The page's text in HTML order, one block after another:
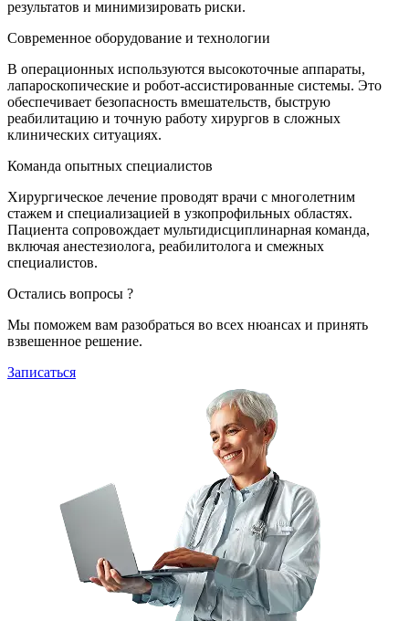
результатов и минимизировать риски.
Современное оборудование и технологии
В операционных используются высокоточные аппараты,
лапароскопические и робот-ассистированные системы. Это
обеспечивает безопасность вмешательств, быструю
реабилитацию и точную работу хирургов в сложных
клинических ситуациях.
Команда опытных специалистов
Хирургическое лечение проводят врачи с многолетним
стажем и специализацией в узкопрофильных областях.
Пациента сопровождает мультидисциплинарная команда,
включая анестезиолога, реабилитолога и смежных
специалистов.
Остались вопросы ?
Мы поможем вам разобраться во всех нюансах и принять
взвешенное решение.
Записаться